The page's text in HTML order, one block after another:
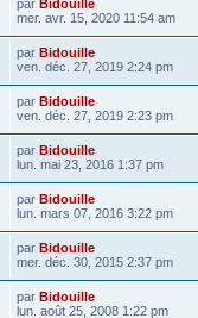
par Bidouille
mer. avr. 15, 2020 11:54 am
par Bidouille
ven. déc. 27, 2019 2:24 pm
par Bidouille
ven. déc. 27, 2019 2:23 pm
par Bidouille
lun. mai 23, 2016 1:37 pm
par Bidouille
lun. mars 07, 2016 3:22 pm
par Bidouille
mer. déc. 30, 2015 2:37 pm
par Bidouille
lun. août 25, 2008 1:22 pm